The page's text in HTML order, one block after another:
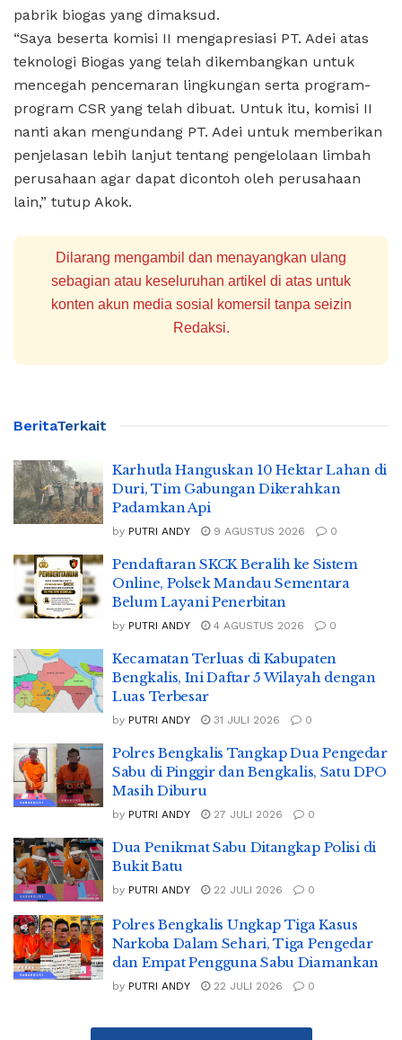
pabrik biogas yang dimaksud.
“Saya beserta komisi II mengapresiasi PT. Adei atas
teknologi Biogas yang telah dikembangkan untuk
mencegah pencemaran lingkungan serta program-
program CSR yang telah dibuat. Untuk itu, komisi II
nanti akan mengundang PT. Adei untuk memberikan
penjelasan lebih lanjut tentang pengelolaan limbah
perusahaan agar dapat dicontoh oleh perusahaan
lain,” tutup Akok.
Dilarang mengambil dan menayangkan ulang
sebagian atau keseluruhan artikel di atas untuk
konten akun media sosial komersil tanpa seizin
Redaksi.
BeritaTerkait
Karhutla Hanguskan 10 Hektar Lahan di
Duri, Tim Gabungan Dikerahkan
Padamkan Api
by PUTRI ANDY 9 AGUSTUS 2026 0
Pendaftaran SKCK Beralih ke Sistem
Online, Polsek Mandau Sementara
Belum Layani Penerbitan
by PUTRI ANDY 4 AGUSTUS 2026 0
Kecamatan Terluas di Kabupaten
Bengkalis, Ini Daftar 5 Wilayah dengan
Luas Terbesar
by PUTRI ANDY 31 JULI 2026 0
Polres Bengkalis Tangkap Dua Pengedar
Sabu di Pinggir dan Bengkalis, Satu DPO
Masih Diburu
by PUTRI ANDY 27 JULI 2026 0
Dua Penikmat Sabu Ditangkap Polisi di
Bukit Batu
by PUTRI ANDY 22 JULI 2026 0
Polres Bengkalis Ungkap Tiga Kasus
Narkoba Dalam Sehari, Tiga Pengedar
dan Empat Pengguna Sabu Diamankan
by PUTRI ANDY 22 JULI 2026 0